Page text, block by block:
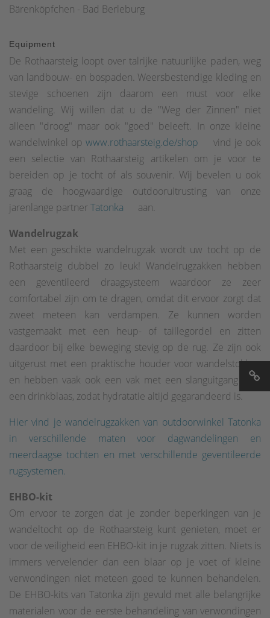
Bärenköpfchen - Bad Berleburg
Equipment
De Rothaarsteig loopt over talrijke natuurlijke paden, weg
van landbouw- en bospaden. Weersbestendige kleding en
stevige schoenen zijn daarom een must voor elke
wandeling. Wij willen dat u de "Weg der Zinnen" niet
alleen "droog" maar ook "goed" beleeft. In onze kleine
wandelwinkel op www.rothaarsteig.de/shop
vind je ook
een selectie van Rothaarsteig artikelen om je voor te
bereiden op je tocht of als souvenir. Wij bevelen u ook
graag de hoogwaardige outdooruitrusting van onze
jarenlange partnerTatonka
aan.
Wandelrugzak
Met een geschikte wandelrugzak wordt uw tocht op de
Rothaarsteig dubbel zo leuk! Wandelrugzakken hebben
een geventileerd draagsysteem waardoor ze zeer
comfortabel zijn om te dragen, omdat dit ervoor zorgt dat
zweet meteen kan verdampen. Ze kunnen worden
vastgemaakt met een heup- of taillegordel en zitten
daardoor bij elke beweging stevig op de rug. Ze zijn ook
uitgerust met een praktische houder voor wandelstokken
en hebben vaak ook een vak met een slanguitgang voor
een drinkblaas, zodat hydratatie altijd gegarandeerd is.
Hier vind je wandelrugzakken van outdoorwinkel Tatonka
in verschillende maten voor dagwandelingen en
meerdaagse tochten en met verschillende geventileerde
rugsystemen.
EHBO-kit
Om ervoor te zorgen dat je zonder beperkingen van je
wandeltocht op de Rothaarsteig kunt genieten, moet er
voor de veiligheid een EHBO-kit in je rugzak zitten. Niets is
immers vervelender dan een blaar op je voet of kleine
verwondingen niet meteen goed te kunnen behandelen.
De EHBO-kits van Tatonka zijn gevuld met alle belangrijke
materialen voor de eerste behandeling van verwondingen